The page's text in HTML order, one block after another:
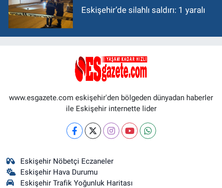
Eskişehir’de silahlı saldırı: 1 yaralı
www.esgazete.com eskişehir'den bölgeden dünyadan haberler
ile Eskişehir internette lider
Eskişehir Nöbetçi Eczaneler
Eskişehir Hava Durumu
Eskişehir Trafik Yoğunluk Haritası